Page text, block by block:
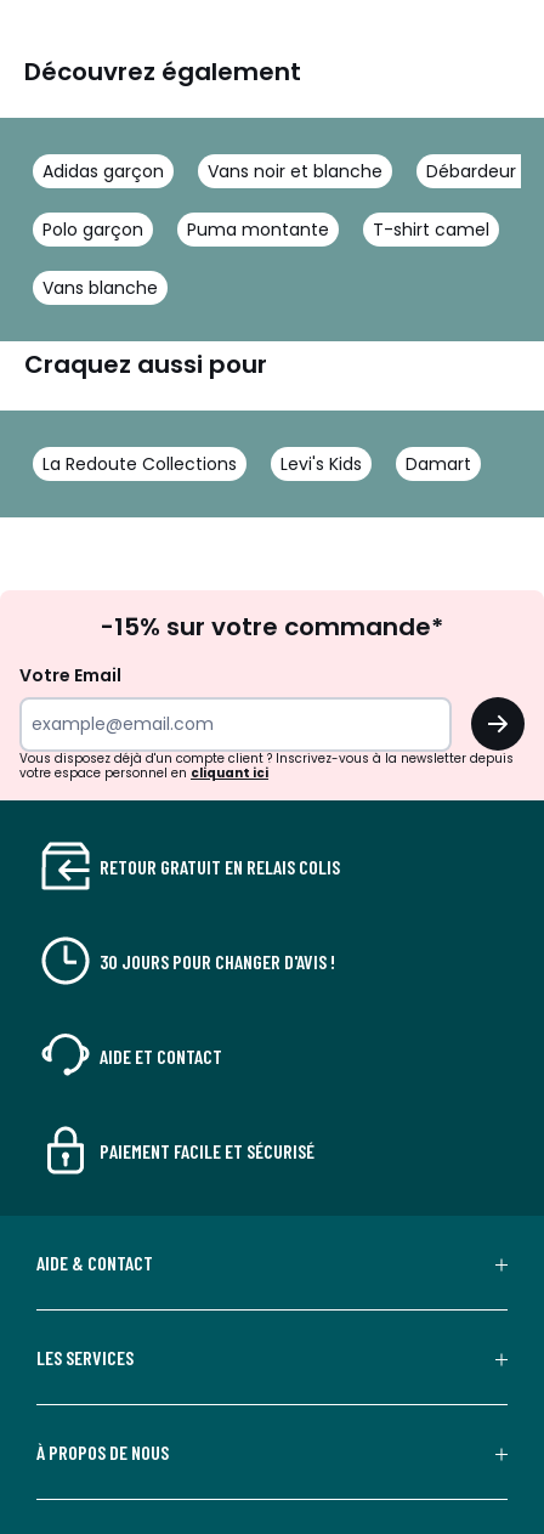
Découvrez également
Adidas garçon Vans noir et blanche Débardeur
Polo garçon Puma montante T-shirt camel
Vans blanche
Craquez aussi pour
La Redoute Collections Levi's Kids Damart
à
newsletter
-15% sur votre commande*
Votre Email
OK
Vous disposez déjà d'un compte client ? Inscrivez-vous à la newsletter depuis
votre espace personnel en cliquant ici
RETOUR GRATUIT EN RELAIS COLIS
30 JOURS POUR CHANGER D'AVIS !
AIDE ET CONTACT
PAIEMENT FACILE ET SÉCURISÉ
AIDE & CONTACT
LES SERVICES
À PROPOS DE NOUS